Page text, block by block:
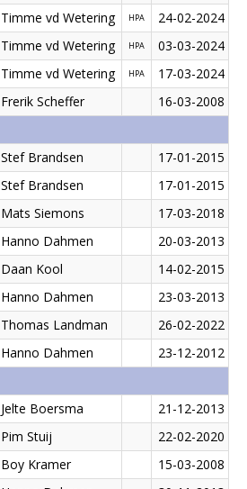
Timme vd Wetering HPA
24-02-2024
Timme vd Wetering HPA
03-03-2024
Timme vd Wetering HPA
17-03-2024
Frerik Scheffer
16-03-2008
Stef Brandsen
17-01-2015
Stef Brandsen
17-01-2015
Mats Siemons
17-03-2018
Hanno Dahmen
20-03-2013
Daan Kool
14-02-2015
Hanno Dahmen
23-03-2013
Thomas Landman
26-02-2022
Hanno Dahmen
23-12-2012
Jelte Boersma
21-12-2013
Pim Stuij
22-02-2020
Boy Kramer
15-03-2008